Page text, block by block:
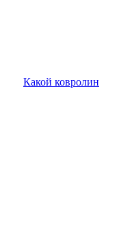
Какой ковролин